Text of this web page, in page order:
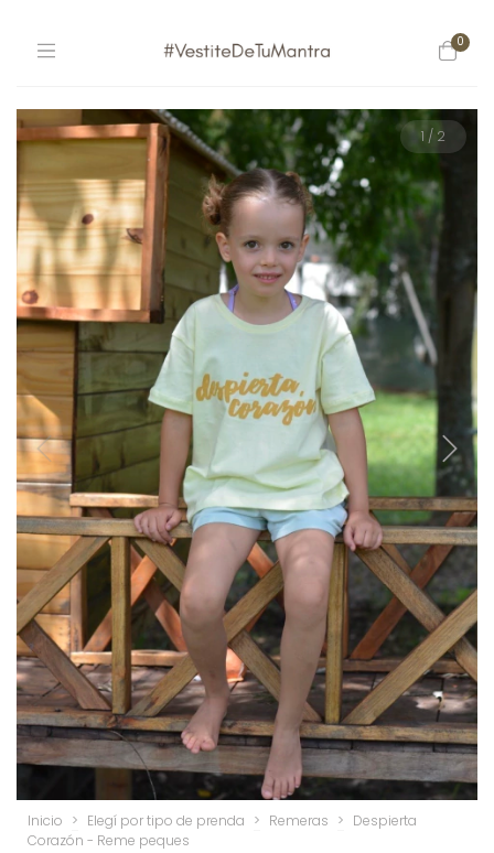
0
1 / 2
Inicio > Elegí por tipo de prenda > Remeras > Despierta
Corazón - Reme peques